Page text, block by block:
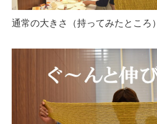
通常の大きさ（持ってみたところ）